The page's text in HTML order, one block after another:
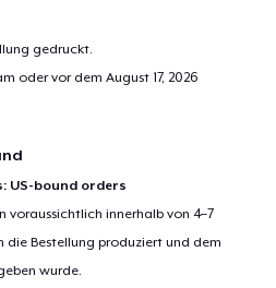
gedruckt.
oder vor demAugust 17, 2026
US-bound orders
voraussichtlich innerhalb von 4–7
Bestellung produziert und dem
wurde.